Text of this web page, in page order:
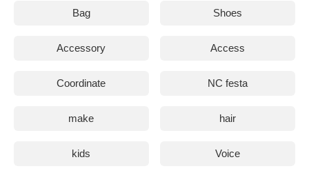
Bag Shoes
Accessory Access
Coordinate NC festa
make hair
kids Voice